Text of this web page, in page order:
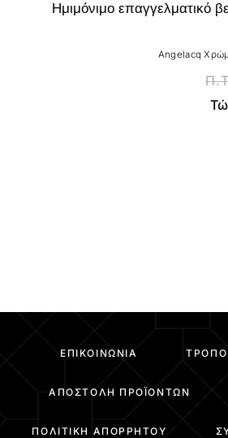
Ημιμόνιμο επαγγελματικό
Angelacq
ΕΠΙΚΟΙΝΩΝΊΑ
ΑΠΟΣΤΟΛΉ ΠΡΟΪΌΝΤΩΝ
ΠΟΛΙΤΙΚΉ ΑΠΟΡΡΉΤΟΥ